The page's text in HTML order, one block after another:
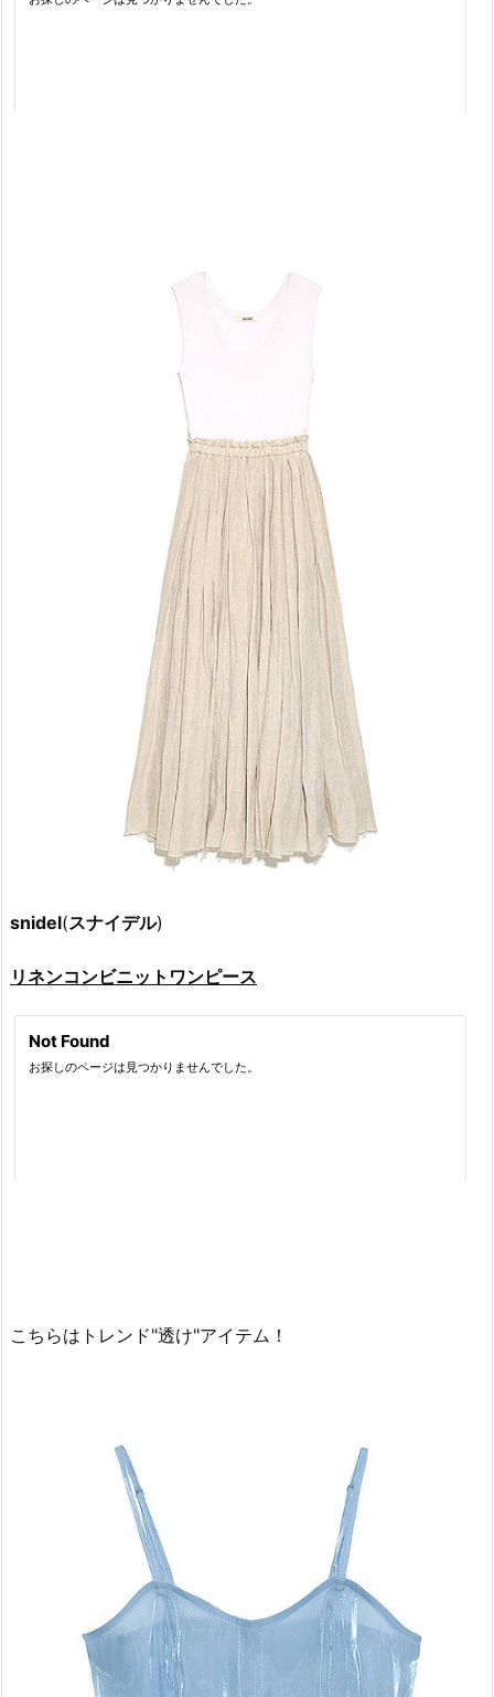
snidel(スナイデル)
リネンコンビニットワンピース
こちらはトレンド"透け"アイテム！